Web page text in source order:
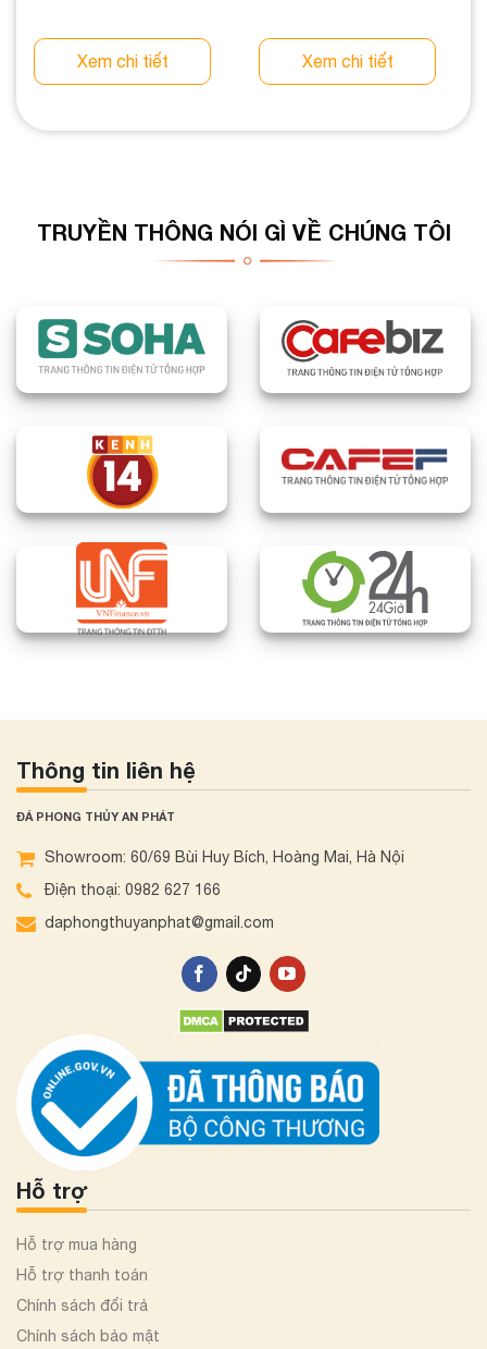
Xem chi tiết Xem chi tiết
TRUYỀN THÔNG NÓI GÌ VỀ CHÚNG TÔI
Thông tin liên hệ
ĐÁ PHONG THỦY AN PHÁT
Showroom: 60/69 Bùi Huy Bích, Hoàng Mai, Hà Nội
Điện thoại: 0982 627 166
daphongthuyanphat@gmail.com
Hỗ trợ
Hỗ trợ mua hàng
Hỗ trợ thanh toán
Chính sách đổi trả
Chính sách bảo mật